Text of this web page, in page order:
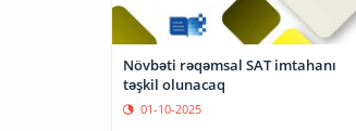
Növbəti rəqəmsal SAT imtahanı
təşkil olunacaq
01-10-2025